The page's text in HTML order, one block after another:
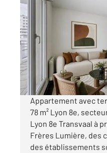
LYON 69008
Appartement F3
324
Visiter le site dédié
Appartement avec
78 m² Lyon 8e,
Lyon 8e Transvaal à
Frères Lumière, des
des établissements